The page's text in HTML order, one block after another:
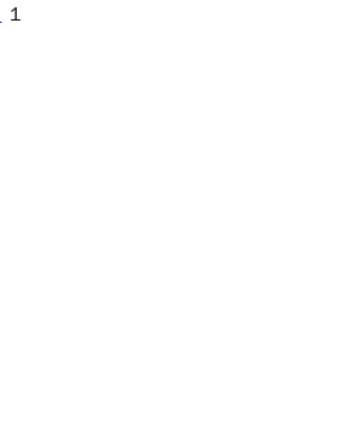
１